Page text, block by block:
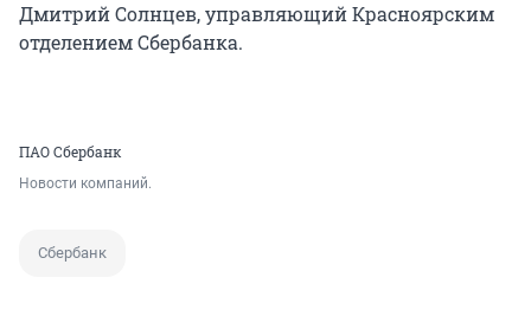
Дмитрий Солнцев, управляющий Красноярским
отделением Сбербанка.
ПАО Сбербанк
Новости компаний.
Сбербанк